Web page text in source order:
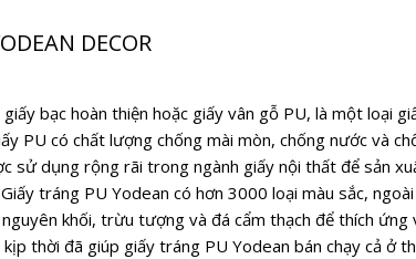
DECOR
bạc hoàn thiện hoặc giấy vân gỗ PU, là một loại
PU có chất lượng chống mài mòn, chống nước và
sử dụng rộng rãi trong ngành giấy nội thất để sản
tráng PU Yodean có hơn 3000 loại màu sắc,
khối, trừu tượng và đá cẩm thạch để thích
thời đã giúp giấy tráng PU Yodean bán chạy cả ở